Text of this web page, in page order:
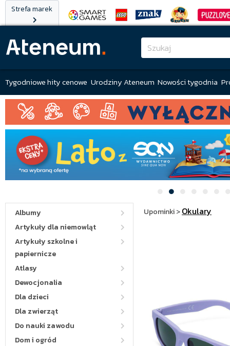
Strefa marek
Tygodniowe hity cenowe Urodziny Ateneum Nowości tygodnia
Albumy
Artykuły dla niemowląt
Artykuły szkolne i
papiernicze
Atlasy
Dewocjonalia
Dla dzieci
Dla zwierząt
Do nauki zawodu
Dom i ogród
Upominki>Okulary